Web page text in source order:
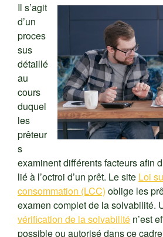
Il s’agit
d’un
proces
sus
détaillé
au
cours
duquel
les
prêteur
s
examinent différents facteurs afin
lié à l’octroi d’un prêt. Le site Loi
consommation (LCC) oblige les
examen complet de la solvabilité.
vérification de la solvabilité n’est
possible ou autorisé dans ce